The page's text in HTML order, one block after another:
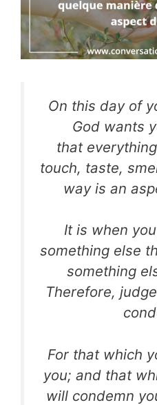
On this day of
God wants
that
touch, taste,
way is an
It is when
something else
something
Therefore,
For that which
you; and that
will condemn